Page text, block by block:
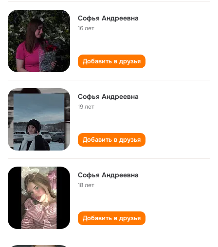
Софья Андреевна
16 лет
Добавить в друзья
Софья Андреевна
19 лет
Добавить в друзья
Софья Андреевна
18 лет
Добавить в друзья